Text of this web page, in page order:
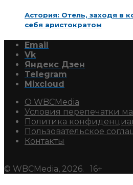
Астория: Отель, заходя в
себя аристократом
Email
Vk
Яндекс Дзен
Telegram
Mixcloud
О WBCMedia
Условия перепечатки
Политика
Пользовательское
Контакты
© WBCMedia, 2026. 16+